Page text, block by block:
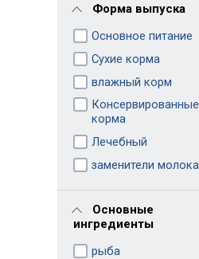
Форма выпуска
Основное питание
Сухие корма
влажный корм
Консервированные
корма
Лечебный
заменители молока
Основные
ингредиенты
рыба